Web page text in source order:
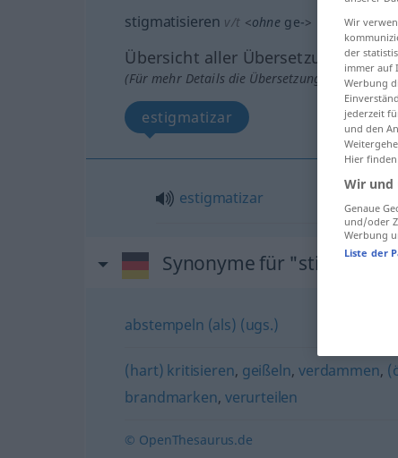
stigmatisieren v/t <ohnege->
Übersicht aller Übersetzungen
(Für mehr Details die Übersetzung anklicken/
estigmatizar
estigmatizar
Synonyme für
abstempeln (als) (ugs.)
(hart) kritisieren, geißeln, verdammen,
brandmarken, verurteilen
© OpenThesaurus.de
Wir
der
immer auf
Werbung
jederzeit
und den
Hier
Wir und
Genaue
und/oder
Werbung
Liste der